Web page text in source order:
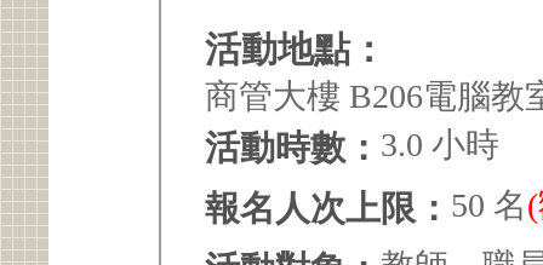
活動地點：
商管大樓 B206電腦教
活動時數： 3.0 小時
報名人次上限： 50 名